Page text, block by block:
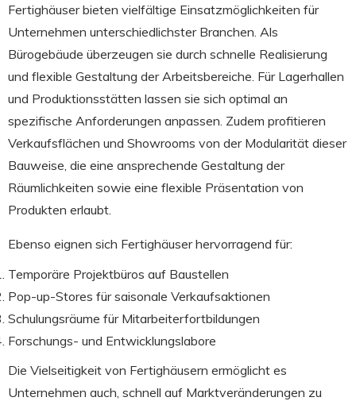
Fertighäuser bieten vielfältige Einsatzmöglichkeiten für
Unternehmen unterschiedlichster Branchen. Als
Bürogebäude überzeugen sie durch schnelle Realisierung
und flexible Gestaltung der Arbeitsbereiche. Für Lagerhallen
und Produktionsstätten lassen sie sich optimal an
spezifische Anforderungen anpassen. Zudem profitieren
Verkaufsflächen und Showrooms von der Modularität dieser
Bauweise, die eine ansprechende Gestaltung der
Räumlichkeiten sowie eine flexible Präsentation von
Produkten erlaubt.
Ebenso eignen sich Fertighäuser hervorragend für:
Temporäre Projektbüros auf Baustellen
Pop-up-Stores für saisonale Verkaufsaktionen
Schulungsräume für Mitarbeiterfortbildungen
Forschungs- und Entwicklungslabore
Die Vielseitigkeit von Fertighäusern ermöglicht es
Unternehmen auch, schnell auf Marktveränderungen zu